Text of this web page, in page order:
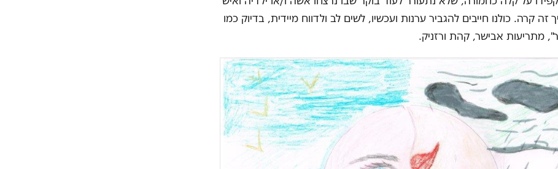
זה קרה. כולנו חייבים להגביר ערנות ועכשיו, לשים לב ולדווח מיידית, בדיוק כמו
מתריעות אבישר, קהת ורזניק.